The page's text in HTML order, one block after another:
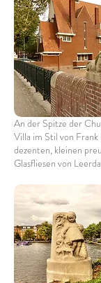
An der Spitze der
Villa im Stil von
dezenten, kleinen
Glasfliesen von